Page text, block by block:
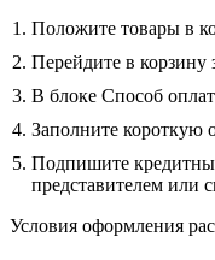
Положите товары в
Перейдите в корзину
В блоке Способ
Заполните короткую
Подпишите
представителем или
Условия оформления